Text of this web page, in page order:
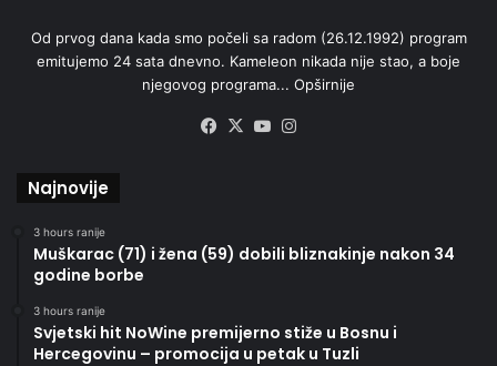
Od prvog dana kada smo počeli sa radom (26.12.1992) program
emitujemo 24 sata dnevno. Kameleon nikada nije stao, a boje
njegovog programa... Opširnije
Facebook
X YouTube
Najnovije
3 hours ranije
Muškarac (71) i žena (59) dobili bliznakinje nakon 34
godine borbe
3 hours ranije
Svjetski hit NoWine premijerno stiže u Bosnu i
Hercegovinu – promocija u petak u Tuzli